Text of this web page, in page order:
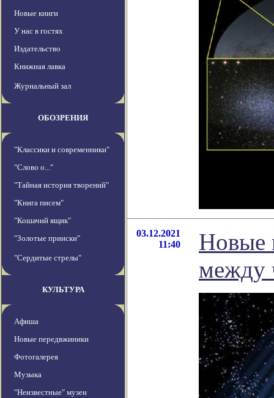
Новые книги
У нас в гостях
Издательство
Книжная лавка
Журнальный зал
ОБОЗРЕНИЯ
"Классики и современники"
"Слово о..."
"Тайная история творений"
"Книга писем"
"Кошачий ящик"
"Золотые прииски"
"Сердитые стрелы"
КУЛЬТУРА
Афиша
Новые передвжиники
Фотогалерея
Музыка
"Неизвестные" музеи
03.12.2021
11:40
Новые
между